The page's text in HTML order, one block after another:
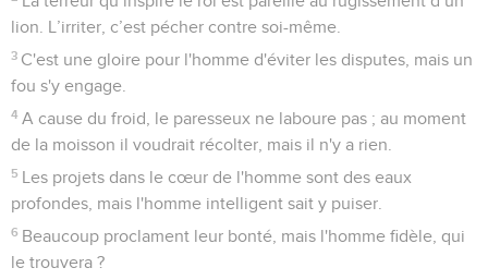
lion. L’irriter, c’est pécher contre soi-même.
3 C'est une gloire pour l'homme d'éviter les disputes, mais un
fou s'y engage.
4 A cause du froid, le paresseux ne laboure pas ; au moment
de la moisson il voudrait récolter, mais il n'y a rien.
5 Les projets dans le cœur de l'homme sont des eaux
profondes, mais l'homme intelligent sait y puiser.
6 Beaucoup proclament leur bonté, mais l'homme fidèle, qui
le trouvera ?